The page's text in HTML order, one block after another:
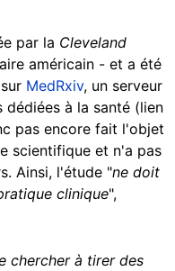
par la Cleveland
américain - et a été
MedRxiv, un serveur
à la santé (lien
pas encore fait l'objet
scientifique et n'a pas
Ainsi, l'étude "ne doit
clinique",
chercher à tirer des